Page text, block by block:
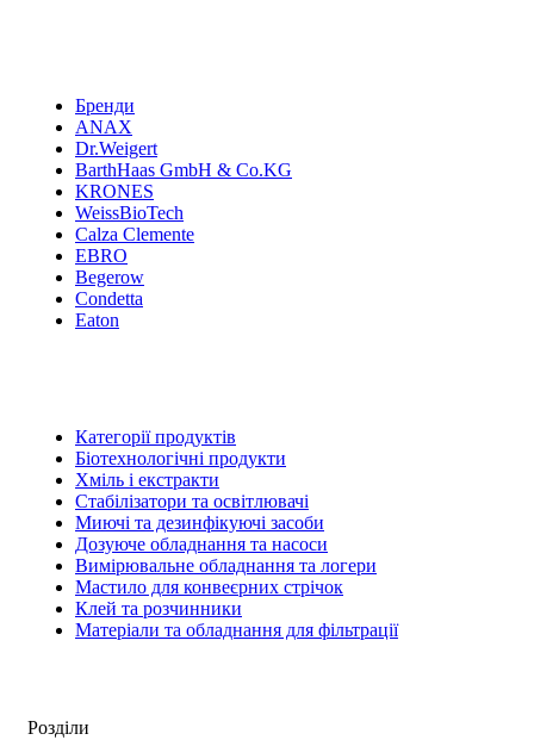
Бренди
ANAX
Dr.Weigert
BarthHaas GmbH & Co.KG
KRONES
WeissBioTech
Calza Clemente
EBRO
Begerow
Condetta
Eaton
Категорії продуктів
Біотехнологічні продукти
Хміль і екстракти
Стабілізатори та освітлювачі
Миючі та дезинфікуючі засоби
Дозуюче обладнання та насоси
Вимірювальне обладнання та логери
Мастило для конвеєрних стрічок
Клей та розчинники
Матеріали та обладнання для фільтрації
Розділи